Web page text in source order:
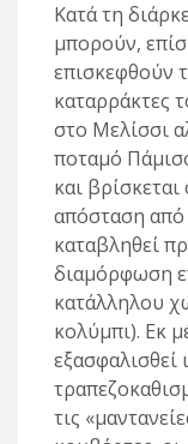
Κατά τη
μπορούν,
επισκεφθούν
καταρράκτες
στο Μελίσσι
ποταμό
και
απόσταση
καταβληθεί
διαμόρφωση
κατάλληλου
κολύμπι). Εκ
εξασφαλισθεί
τις